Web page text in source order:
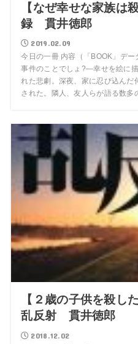
【なぜ幸せな家族は
録 貫井徳郎
2019.02.09
今日の一冊 内容（「BOOK」デ
事件のことでしょ?―幸せを絵に
れた悲劇。深夜、家に忍び込んだ
された。隣人、友人らが語る数多
【２歳の子供を殺し
乱反射 貫井徳郎
2018.12.02